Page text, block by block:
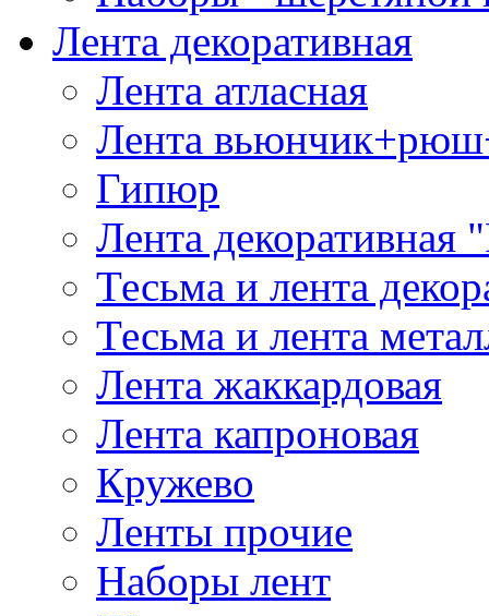
Лента декоративная
Лента атласная
Лента
Гипюр
Лента декоративная
Тесьма и лента
Тесьма и лента
Лента жаккардовая
Лента капроновая
Кружево
Ленты прочие
Наборы лент